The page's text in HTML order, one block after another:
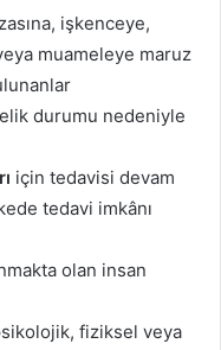
işkenceye,
muameleye maruz
durumu nedeniyle
için tedavisi devam
tedavi imkânı
olan insan
fiziksel veya